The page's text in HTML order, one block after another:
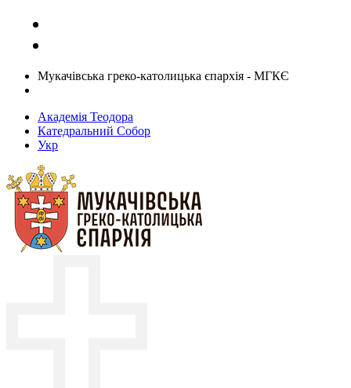
Мукачівська греко-католицька єпархія - МГКЄ
Академія Теодора
Катедральний Собор
Укр